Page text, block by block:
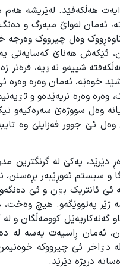
هەڵکەفێد. لەێریشە
ئەمان لەواێ میەرگ و
وەل چیرووک
ئێکەش هەناێ کەسایەتی
شییەو نەۊیە،
خوەێە، ئەمان وەرە وەرە
وەرە وەرە نریەێدەو و
وەل سووژەێ سەرەکیەو
ئێ جوور فەزایلێ وە
دێرێد، یەکێ لە
سیستم ئەوڕێبەر بڕەسنن،
ئێ ئانتریک بۊن و ئێ
ژێر پەتووێگەو. هیچ
گەنەکاریەێل کوومەڵگان
ئەمان ڕاسیەت یەسە لە
دۊاخر ئێ چیرووکە
دریژە دێرێد.